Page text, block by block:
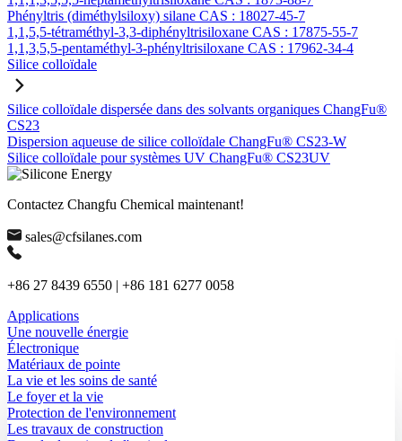
Phényltris (diméthylsiloxy) silane CAS : 18027-45-7
1,1,5,5-tétraméthyl-3,3-diphényltrisiloxane CAS : 17875-55-7
1,1,3,5,5-pentaméthyl-3-phényltrisiloxane CAS : 17962-34-4
Silice colloïdale
Silice colloïdale dispersée dans des solvants organiques ChangFu®
CS23
Dispersion aqueuse de silice colloïdale ChangFu® CS23-W
Silice colloïdale pour systèmes UV ChangFu® CS23UV
Contactez Changfu Chemical maintenant!
sales@cfsilanes.com
+86 27 8439 6550 | +86 181 6277 0058
Applications
Une nouvelle énergie
Électronique
Matériaux de pointe
La vie et les soins de santé
Le foyer et la vie
Protection de l'environnement
Les travaux de construction